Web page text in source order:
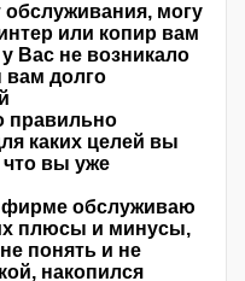
могу
или копир вам
Вас не возникало
вам долго
правильно
каких целей вы
что вы уже
фирме обслуживаю
плюсы и минусы,
понять и не
накопился